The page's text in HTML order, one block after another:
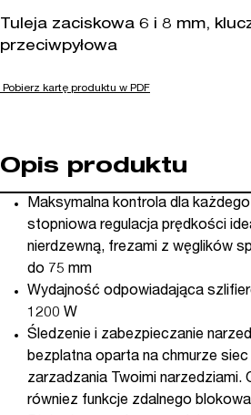
Tuleja zaciskowa 6 i 8 mm,
przeciwpyłowa
Pobierz kartę produktu w PDF
Opis produktu
Maksymalna kontrola dla
stopniowa regulacja prędkości
nierdzewną, frezami z węglików
do 75 mm
Wydajność odpowiadająca
1200 W
Śledzenie i zabezpieczanie
bezplatna oparta na chmurze
zarzadzania Twoimi
równiez funkcje zdalnego